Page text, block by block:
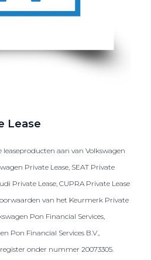
Lease
aan van Volkswagen
Private Lease, SEAT Private
Private Lease, CUPRA Private Lease
van het Keurmerk Private
Pon Financial Services,
Pon Financial Services B.V.,
onder nummer 20073305.